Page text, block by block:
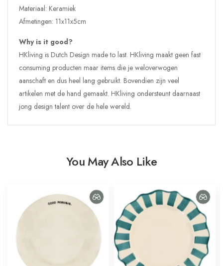
Materiaal: Keramiek
Afmetingen: 11x11x5cm
Why is it good?
HKliving is Dutch Design made to last. HKliving maakt geen fast
consuming producten maar items die je weloverwogen
aanschaft en dus heel lang gebruikt. Bovendien zijn veel
artikelen met de hand gemaakt. HKliving ondersteunt daarnaast
jong design talent over de hele wereld.
You May Also Like